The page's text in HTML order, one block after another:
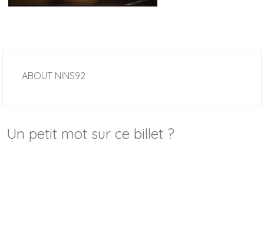
ABOUT NINS92
Un petit mot sur ce billet ?